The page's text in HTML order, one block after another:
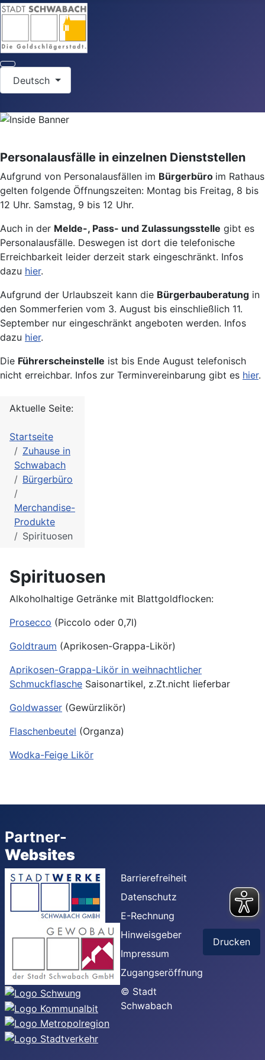
Deutsch
Personalausfälle in einzelnen Dienststellen
Aufgrund von Personalausfällen im Bürgerbüro im Rathaus
gelten folgende Öffnungszeiten: Montag bis Freitag, 8 bis
12 Uhr. Samstag, 9 bis 12 Uhr.
Auch in der Melde-, Pass- und Zulassungsstelle gibt es
Personalausfälle. Deswegen ist dort die telefonische
Erreichbarkeit leider derzeit stark eingeschränkt. Infos
dazu hier.
Aufgrund der Urlaubszeit kann die Bürgerbauberatung in
den Sommerferien vom 3. August bis einschließlich 11.
September nur eingeschränkt angeboten werden. Infos
dazu hier.
Die Führerscheinstelle ist bis Ende August telefonisch
nicht erreichbar. Infos zur Terminvereinbarung gibt es hier.
Aktuelle Seite:
Startseite
Zuhause in
Schwabach
Bürgerbüro
Merchandise-
Produkte
Spirituosen
Spirituosen
Alkoholhaltige Getränke mit Blattgoldflocken:
Prosecco (Piccolo oder 0,7l)
Goldtraum (Aprikosen-Grappa-Likör)
Aprikosen-Grappa-Likör in weihnachtlicher
Schmuckflasche Saisonartikel, z.Zt.nicht lieferbar
Goldwasser (Gewürzlikör)
Flaschenbeutel (Organza)
Wodka-Feige Likör
Partner-
Websites
Barrierefreiheit
Datenschutz
E-Rechnung
Hinweisgeber
Impressum
Zugangseröffnung
© Stadt
Schwabach
Drucken